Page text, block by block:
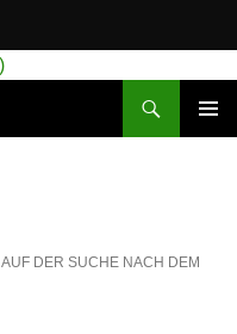
AUF DER SUCHE NACH DEM